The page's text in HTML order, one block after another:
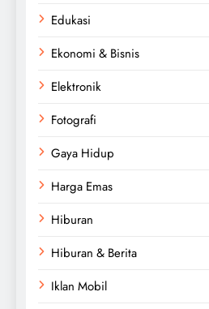
Edukasi
Ekonomi & Bisnis
Elektronik
Fotografi
Gaya Hidup
Harga Emas
Hiburan
Hiburan & Berita
Iklan Mobil